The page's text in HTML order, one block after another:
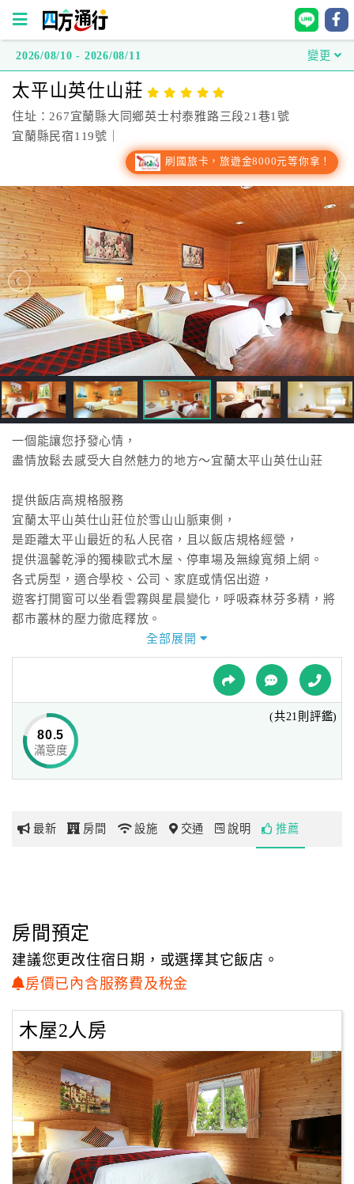
方
通
行
台
灣
訂
房
直
接
跟
飯
店
訂
房
HOT
特
色
民
宿
球
網
玩
地
圖
顧
務
顧
客
滿
意
度
2026/08/10 - 2026/08/11 變更
太平山英仕山莊
住址：267宜蘭縣大同鄉英士村泰雅路三段21巷1號
宜蘭縣民宿119號｜
刷國旅卡，旅遊金8000元等你拿！
一個能讓您抒發心情，
盡情放鬆去感受大自然魅力的地方～宜蘭太平山英仕山莊
提供飯店高規格服務
宜蘭太平山英仕山莊位於雪山山脈東側，
是距離太平山最近的私人民宿，且以飯店規格經營，
提供溫馨乾淨的獨棟歐式木屋、停車場及無線寬頻上網。
各式房型，適合學校、公司、家庭或情侶出遊，
遊客打開窗可以坐看雲霧與星晨變化，呼吸森林芬多精，將
都市叢林的壓力徹底釋放。
全球首座水力旋轉餐廳
英仕山莊耗資重金打造的「360度水力旋轉餐廳」，
無障礙環繞視野，浮在水面上緩緩旋轉的設計，
不但不影響您用餐，還可以讓您全視野欣賞蘭陽溪河谷與太
平山景緻，
絕對是當地首屈一指的特色餐廳，值得您到訪。
太平山英仕為使每位旅客真正達到身心舒暢，
過年期間(103/1/31-2/3)僅提供
不便之處，敬請見諒。
全部展開
80.5
滿意度
(共21則評鑑)
最新 房間 設施 交通 說明 推薦
房間預定
建議您更改住宿日期，或選擇其它飯店。
房價已內含服務費及稅金
木屋2人房